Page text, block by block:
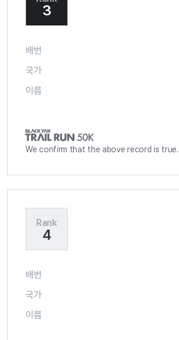
3
배번
국가
이름
We confirm that the above record is true.
Rank
4
배번
국가
이름